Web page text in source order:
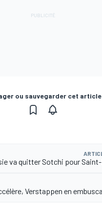
ou sauvegarder cet article
va quitter Sotchi pour
Verstappen en